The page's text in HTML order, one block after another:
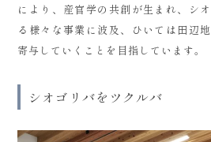
により、産官学の共創が生まれ、シ
る様々な事業に波及、ひいては田辺
寄与していくことを目指しています。
シオゴリバをツクルバ